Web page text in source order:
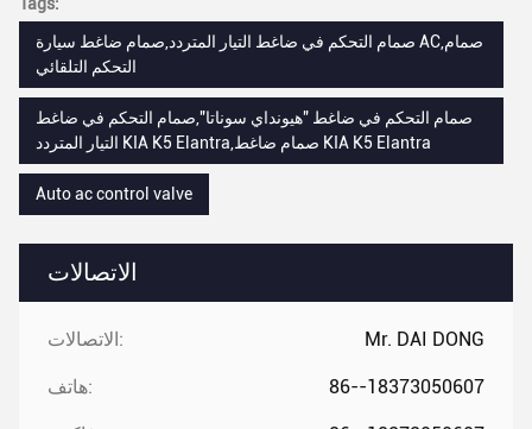
الاتصالات
الاتصالات: Mr. DAI DONG
هاتف: 86--18373050607
صمام التحكم في ضاغط التيار المتردد,صمام ضاغط سيارة AC,صمام
التحكم التلقائي
صمام التحكم في ضاغط "هيونداي سوناتا",صمام التحكم في ضاغط
التيار المتردد KIA K5 Elantra,صمام ضاغط KIA K5 Elantra
Auto ac control valve